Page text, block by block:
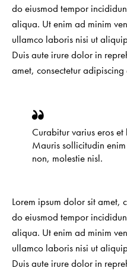
do eiusmod tempor
aliqua. Ut enim ad minim
ullamco laboris nisi ut
Duis aute irure dolor in
amet, consectetur adipiscing
Curabitur varius eros et
Mauris sollicitudin
non, molestie nisl.
Lorem ipsum dolor sit amet,
do eiusmod tempor
aliqua. Ut enim ad minim
ullamco laboris nisi ut
Duis aute irure dolor in